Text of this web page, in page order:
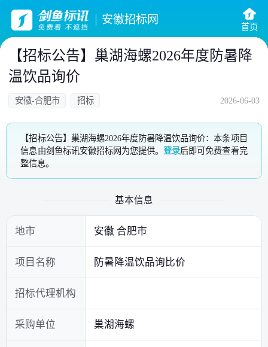
安徽招标网
首页
【招标公告】巢湖海螺2026年度防暑降
温饮品询价
安徽-合肥市 招标 2026-06-03
【招标公告】巢湖海螺2026年度防暑降温饮品询价：本条项目
信息由剑鱼标讯安徽招标网为您提供。登录后即可免费查看完
整信息。
基本信息
地市 安徽 合肥市
项目名称 防暑降温饮品询比价
招标代理机构
采购单位 巢湖海螺